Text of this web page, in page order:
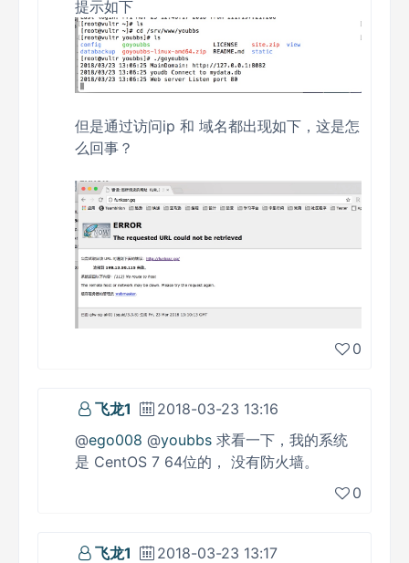
提示如下
但是通过访问ip 和 域名都出现如下，这是怎
么回事？
0
飞龙1
2018-03-23 13:16
@ego008 @youbbs 求看一下，我的系统
是 CentOS 7 64位的， 没有防火墙。
0
飞龙1
2018-03-23 13:17